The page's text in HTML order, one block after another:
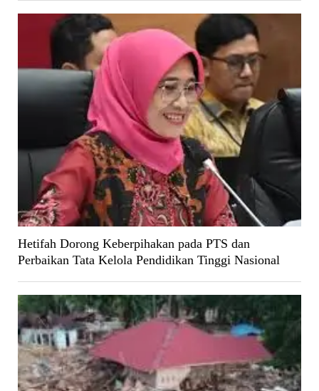
Hetifah Dorong Keberpihakan pada PTS dan
Perbaikan Tata Kelola Pendidikan Tinggi Nasional